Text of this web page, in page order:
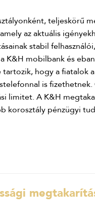
teljeskörű
az aktuális
stabil
mobilbank és
hogy a fiatalok
is
limitet. A K&H
korosztály pénzügyi